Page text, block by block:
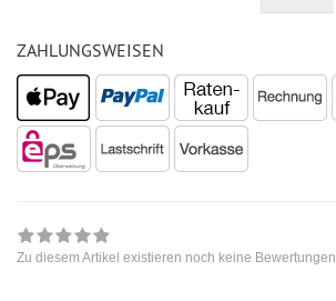
ZAHLUNGSWEISEN
Zu diesem Artikel existieren noch keine Bewertungen